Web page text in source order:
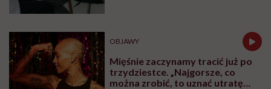
OBJAWY
Mięśnie zaczynamy tracić już po
trzydziestce. „Najgorsze, co
można zrobić, to uznać utratę